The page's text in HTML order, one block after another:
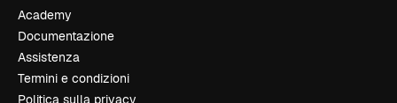
Academy
Documentazione
Assistenza
Termini e condizioni
Politica sulla privacy